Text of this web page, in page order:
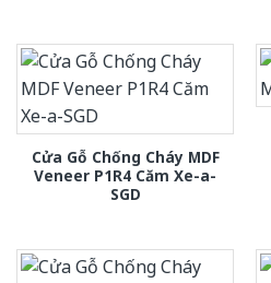
Cửa Gỗ Chống Cháy MDF
Veneer P1R4 Căm Xe-a-
SGD